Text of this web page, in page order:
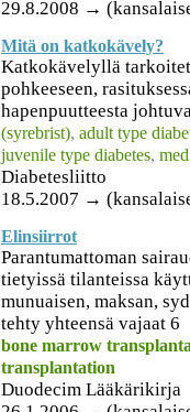
29.8.2008 →
Mitä on katkokävely?
Katkokävelyllä
pohkeeseen,
hapenpuutteesta
(syrebrist), adult type
juvenile type diabetes,
Diabetesliitto
18.5.2007 →
Elinsiirrot
Parantumattoman
tietyissä tilanteissa
munuaisen, maksan,
tehty yhteensä vajaat 6
bone marrow
transplantation
Duodecim Lääkärikirja